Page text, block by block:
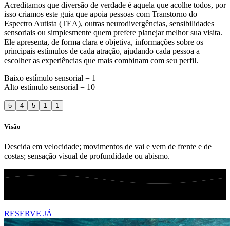
Acreditamos que diversão de verdade é aquela que acolhe todos, por
isso criamos este guia que apoia pessoas com Transtorno do
Espectro Autista (TEA), outras neurodivergências, sensibilidades
sensoriais ou simplesmente quem prefere planejar melhor sua visita.
Ele apresenta, de forma clara e objetiva, informações sobre os
principais estímulos de cada atração, ajudando cada pessoa a
escolher as experiências que mais combinam com seu perfil.
Baixo estímulo sensorial = 1
Alto estímulo sensorial = 10
5 4 5 1 1
Visão
Descida em velocidade; movimentos de vai e vem de frente e de
costas; sensação visual de profundidade ou abismo.
RESERVE JÁ